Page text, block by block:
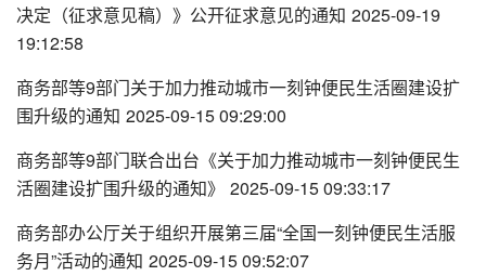
决定（征求意见稿）》公开征求意见的通知 2025-09-19
19:12:58
商务部等9部门关于加力推动城市一刻钟便民生活圈建设扩
围升级的通知 2025-09-15 09:29:00
商务部等9部门联合出台《关于加力推动城市一刻钟便民生
活圈建设扩围升级的通知》 2025-09-15 09:33:17
商务部办公厅关于组织开展第三届“全国一刻钟便民生活服
务月”活动的通知 2025-09-15 09:52:07